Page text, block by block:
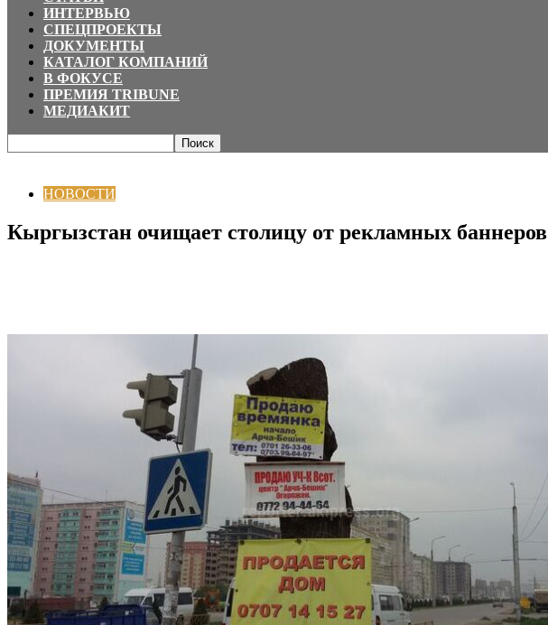
ИНТЕРВЬЮ
СПЕЦПРОЕКТЫ
ДОКУМЕНТЫ
КАТАЛОГ КОМПАНИЙ
В ФОКУСЕ
ПРЕМИЯ TRIBUNE
МЕДИАКИТ
НОВОСТИ
Кыргызстан очищает столицу от рекламных баннеров